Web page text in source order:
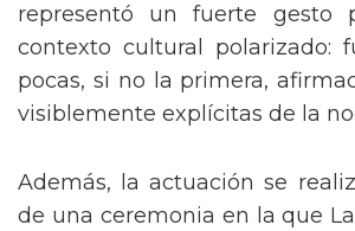
representó un fuerte gesto
contexto cultural polarizado:
pocas, si no la primera,
visiblemente explícitas de la
Además, la actuación se
de una ceremonia en la que